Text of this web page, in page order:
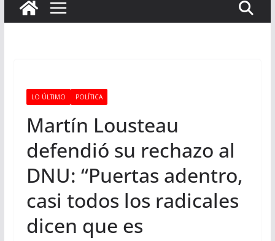
LO ÚLTIMO POLÍTICA
Martín Lousteau
defendió su rechazo al
DNU: “Puertas adentro,
casi todos los radicales
dicen que es